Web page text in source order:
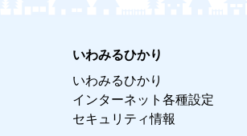
いわみるひかり
いわみるひかり
インターネット各種設定
セキュリティ情報